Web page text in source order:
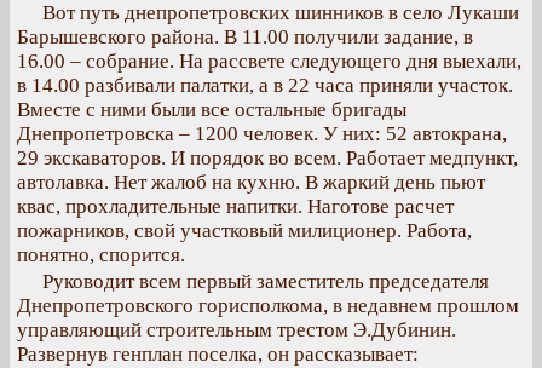
Вот путь днепропетровских шинников в село Лукаши
Барышевского района. В 11.00 получили задание, в
16.00 – собрание. На рассвете следующего дня выехали,
в 14.00 разбивали палатки, а в 22 часа приняли участок.
Вместе с ними были все остальные бригады
Днепропетровска – 1200 человек. У них: 52 автокрана,
29 экскаваторов. И порядок во всем. Работает медпункт,
автолавка. Нет жалоб на кухню. В жаркий день пьют
квас, прохладительные напитки. Наготове расчет
пожарников, свой участковый милиционер. Работа,
понятно, спорится.
Руководит всем первый заместитель председателя
Днепропетровского горисполкома, в недавнем прошлом
управляющий строительным трестом Э.Дубинин.
Развернув генплан поселка, он рассказывает: